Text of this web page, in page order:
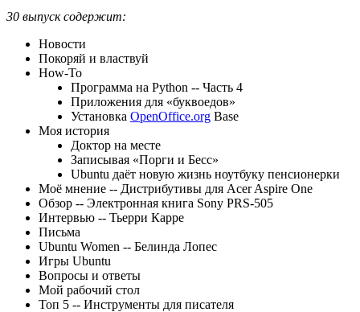
30 выпуск содержит:
Новости
Покоряй и властвуй
How-To
Программа на Python -- Часть 4
Приложения для «буквоедов»
Установка OpenOffice.org Base
Моя история
Доктор на месте
Записывая «Порги и Бесс»
Ubuntu даёт новую жизнь ноутбуку пенсионерки
Моё мнение -- Дистрибутивы для Acer Aspire One
Обзор -- Электронная книга Sony PRS-505
Интервью -- Тьерри Карре
Письма
Ubuntu Women -- Белинда Лопес
Игры Ubuntu
Вопросы и ответы
Мой рабочий стол
Топ 5 -- Инструменты для писателя